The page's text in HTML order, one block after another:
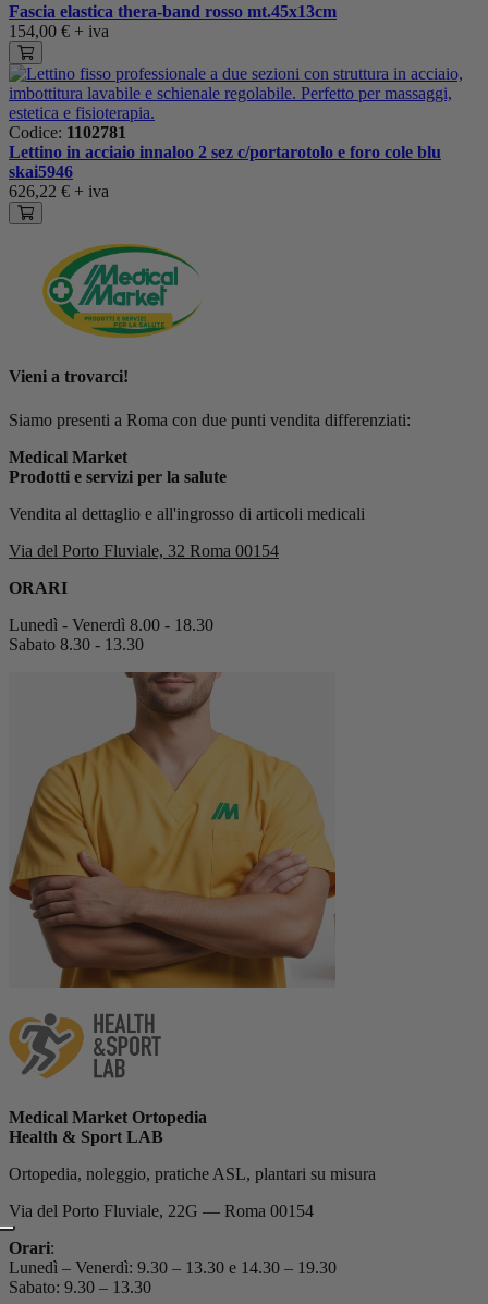
Fascia elastica thera-band rosso mt.45x13cm
154,00 € + iva
Codice: 1102781
Lettino in acciaio innaloo 2 sez c/portarotolo e foro cole blu
skai5946
626,22 € + iva
Vieni a trovarci!
Siamo presenti a Roma con due punti vendita differenziati:
Medical Market
Prodotti e servizi per la salute
Vendita al dettaglio e all'ingrosso di articoli medicali
Via del Porto Fluviale, 32 Roma 00154
ORARI
Lunedì - Venerdì 8.00 - 18.30
Sabato 8.30 - 13.30
Medical Market Ortopedia
Health & Sport LAB
Ortopedia, noleggio, pratiche ASL, plantari su misura
Via del Porto Fluviale, 22G — Roma 00154
Orari:
Lunedì – Venerdì: 9.30 – 13.30 e 14.30 – 19.30
Sabato: 9.30 – 13.30